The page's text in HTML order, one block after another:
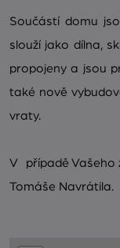
Součástí domu
slouží jako dílna,
propojeny a jsou
také nově
vraty.
V případě Vašeho
Tomáše Navrátila.